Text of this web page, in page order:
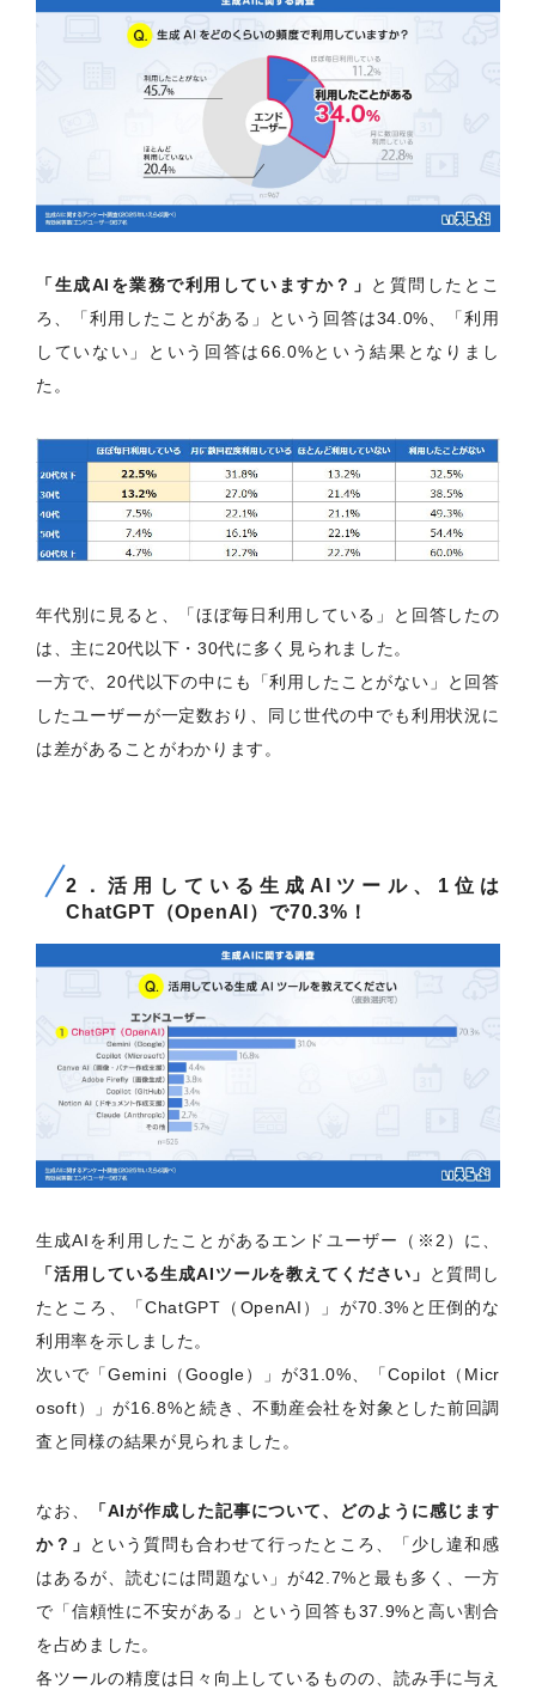
「生成AIを業務で利用していますか？」
と質問したとこ
ろ、「利用したことがある」という回答は34.0%、「利用
していない」という回答は66.0%という結果となりまし
た。
年代別に見ると、「ほぼ毎日利用している」と回答したの
は、主に20代以下・30代に多く見られました。
一方で、20代以下の中にも「利用したことがない」と回答
したユーザーが一定数おり、同じ世代の中でも利用状況に
は差があることがわかります。
2．活用している生成AIツール、1位は
ChatGPT（OpenAI）で70.3%！
生成AIを利用したことがあるエンドユーザー（※2）に、
「活用している生成AIツールを教えてください」
と質問し
たところ、「ChatGPT（OpenAI）」が70.3%と圧倒的な
利用率を示しました。
次いで「Gemini（Google）」が31.0%、「Copilot（Micr
osoft）」が16.8%と続き、不動産会社を対象とした前回調
査と同様の結果が見られました。
なお、
「AIが作成した記事について、どのように感じます
か？」
という質問も合わせて行ったところ、「少し違和感
はあるが、読むには問題ない」が42.7%と最も多く、一方
で「信頼性に不安がある」という回答も37.9%と高い割合
を占めました。
各ツールの精度は日々向上しているものの、読み手に与え